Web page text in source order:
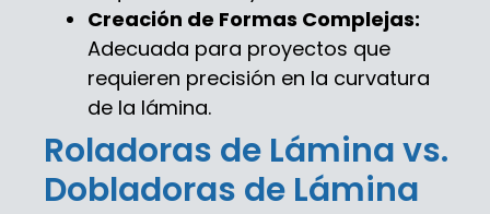
Creación de Formas Complejas:
Adecuada para proyectos que
requieren precisión en la curvatura
de la lámina.
Roladoras de Lámina vs.
Dobladoras de Lámina